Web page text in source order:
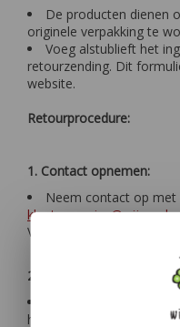
De producten dienen
originele verpakking te
Voeg alstublieft het
retourzending. Dit
website.
Retourprocedure:
1. Contact opnemen:
Neem contact op met
Vermeld hierbij jouw
2. Verzenden:
Stuur het product,
het volgende adres: